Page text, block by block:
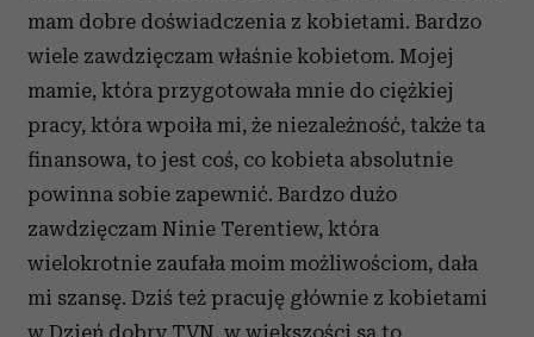
mam dobre doświadczenia z kobietami. Bardzo
wiele zawdzięczam właśnie kobietom. Mojej
mamie, która przygotowała mnie do ciężkiej
pracy, która wpoiła mi, że niezależność, także ta
finansowa, to jest coś, co kobieta absolutnie
powinna sobie zapewnić. Bardzo dużo
zawdzięczam Ninie Terentiew, która
wielokrotnie zaufała moim możliwościom, dała
mi szansę. Dziś też pracuję głównie z kobietami
w Dzień dobry TVN, w większości są to